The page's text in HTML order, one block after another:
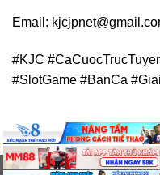
Email:
#KJC
#SlotGame #BanCa
Copyright